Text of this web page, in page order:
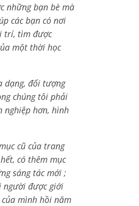
những bạn bè mà
các bạn có nơi
trí, tìm được
một thời học
dạng, đối tượng
chúng tôi phải
nghiệp hơn, hình
cũ của trang
có thêm mục
sáng tác mới ;
người được giới
mình hồi năm